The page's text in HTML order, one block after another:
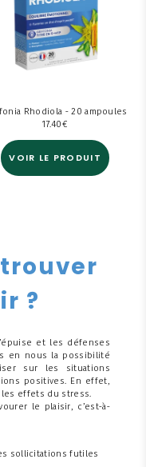
Rhodiola - 20 ampoules
€
17.40
VOIR LE PRODUIT
?
et les défenses
en nous la possibilité
sur les situations
positives. En effet,
effets du stress.
le plaisir, c’est-à-
sollicitations futiles